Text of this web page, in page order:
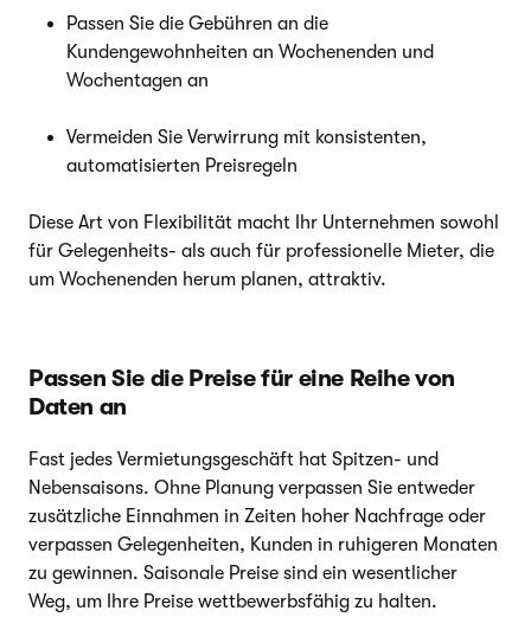
Passen Sie die Gebühren an die
Kundengewohnheiten an Wochenenden und
Wochentagen an
Vermeiden Sie Verwirrung mit konsistenten,
automatisierten Preisregeln
Diese Art von Flexibilität macht Ihr Unternehmen sowohl
für Gelegenheits- als auch für professionelle Mieter, die
um Wochenenden herum planen, attraktiv.
Passen Sie die Preise für eine Reihe von
Daten an
Fast jedes Vermietungsgeschäft hat Spitzen- und
Nebensaisons. Ohne Planung verpassen Sie entweder
zusätzliche Einnahmen in Zeiten hoher Nachfrage oder
verpassen Gelegenheiten, Kunden in ruhigeren Monaten
zu gewinnen. Saisonale Preise sind ein wesentlicher
Weg, um Ihre Preise wettbewerbsfähig zu halten.